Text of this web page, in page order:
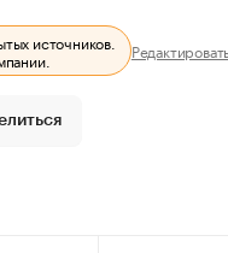
источников.